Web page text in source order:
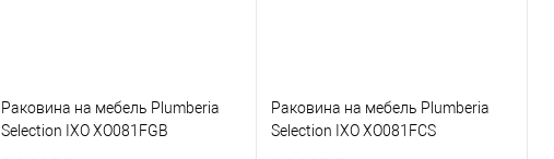
Раковина на мебель Plumberia
Selection IXO XO081FGB
Раковина на мебель Plumberia
Selection IXO XO081FCS